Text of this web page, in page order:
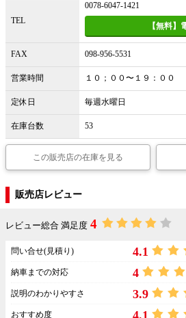
TEL
0078-6047-1421
【無料】
FAX 098-956-5531
営業時間 １０；００〜１９：００
定休日 毎週水曜日
在庫台数 53
この販売店の在庫を見る
販売店レビュー
レビュー総合 満足度 4
問い合せ(見積り) 4.1
納車までの対応 4
説明のわかりやすさ 3.9
おすすめ度